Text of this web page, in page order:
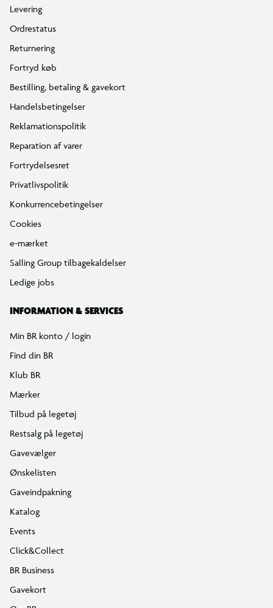
Levering
Ordrestatus
Returnering
Fortryd køb
Bestilling, betaling & gavekort
Handelsbetingelser
Reklamationspolitik
Reparation af varer
Fortrydelsesret
Privatlivspolitik
Konkurrencebetingelser
Cookies
e-mærket
Salling Group tilbagekaldelser
Ledige jobs
INFORMATION & SERVICES
Min BR konto / login
Find din BR
Klub BR
Mærker
Tilbud på legetøj
Restsalg på legetøj
Gavevælger
Ønskelisten
Gaveindpakning
Katalog
Events
Click&Collect
BR Business
Gavekort